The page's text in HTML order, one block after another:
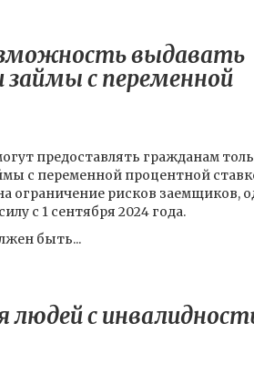
выдавать
с переменной
предоставлять гражданам
с переменной процентной
ограничение рисков заемщиков,
с 1 сентября 2024 года.
быть...
людей с